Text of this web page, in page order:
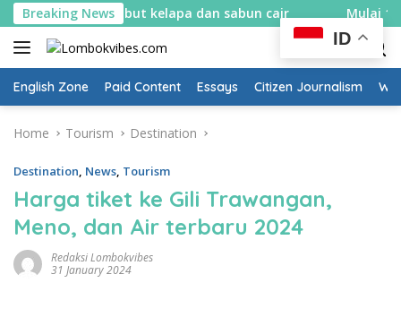
Skip
to
content
Breaking News
spons sabut kelapa dan sabun cair Mulai 10
English Zone Paid Content Essays Citizen Journalism
Home Tourism Destination
Destination, News, Tourism
Harga tiket ke Gili Trawangan,
Meno, dan Air terbaru 2024
Redaksi Lombokvibes
31 January 2024
ID